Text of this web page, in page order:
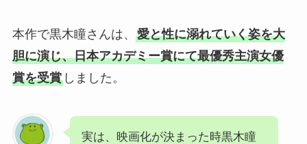
本作で黒木瞳さんは、 愛と性に溺れていく姿を大
胆に演じ、日本アカデミー賞にて最優秀主演女優
賞を受賞しました。
実は、映画化が決まった時黒木瞳